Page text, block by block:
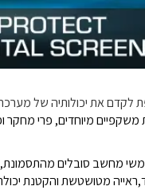
לקדם את יכולותיה של
משקפיים מיוחדים, פרי
סובלים מהתסמונת,
מטושטשת והקטנת